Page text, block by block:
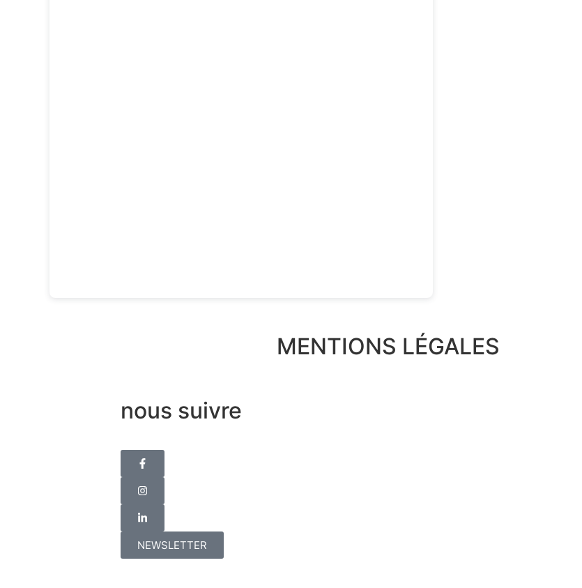
MENTIONS LÉGALES
nous suivre
NEWSLETTER